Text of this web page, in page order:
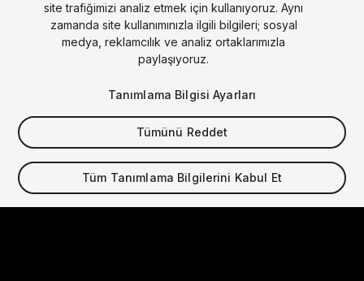
Français Bahasa Indonesia
Copyright © 2025 Unity Technologies
YasalGizlilik PolitikasıÇerezlerKişisel Bilgilerimi Satma
Bize UlaşınDSA Şikayeti
Çerez Ayarları
Video Privacy Protection
"Unity", Unity logoları ve diğer Unity ticari markaları,
site trafiğimizi analiz etmek için kullanıyoruz. Aynı
zamanda site kullanımınızla ilgili bilgileri; sosyal
medya, reklamcılık ve analiz ortaklarımızla
paylaşıyoruz.
Tanımlama Bilgisi Ayarları
Tümünü Reddet
Tüm Tanımlama Bilgilerini Kabul Et